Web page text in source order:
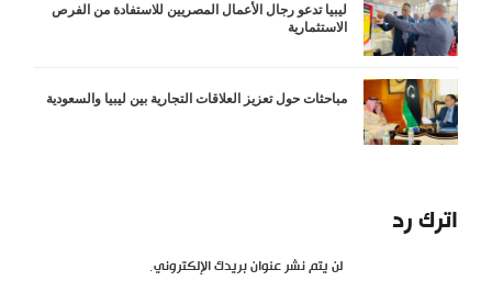
ليبيا تدعو رجال الأعمال المصريين للاستفادة من الفرص
الاستثمارية
مباحثات حول تعزيز العلاقات التجارية بين ليبيا والسعودية
اترك رد
لن يتم نشر عنوان بريدك الإلكتروني.